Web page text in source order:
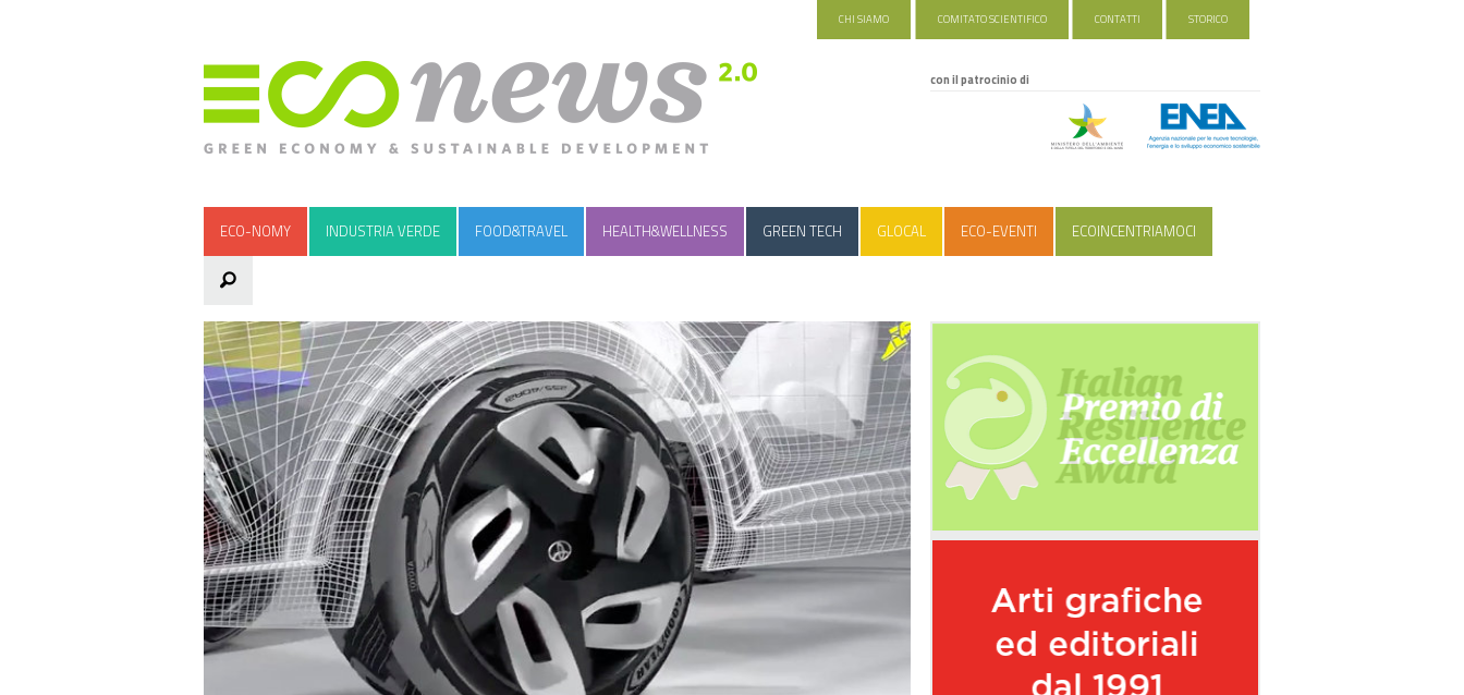
CHI SIAMO COMITATO SCIENTIFICO CONTATTI STORICO
con il patrocinio di
ECO-NOMY INDUSTRIA VERDE FOOD&TRAVEL HEALTH&WELLNESS GREEN TECH GLOCAL ECO-EVENTI ECOINCENTRIAMOCI